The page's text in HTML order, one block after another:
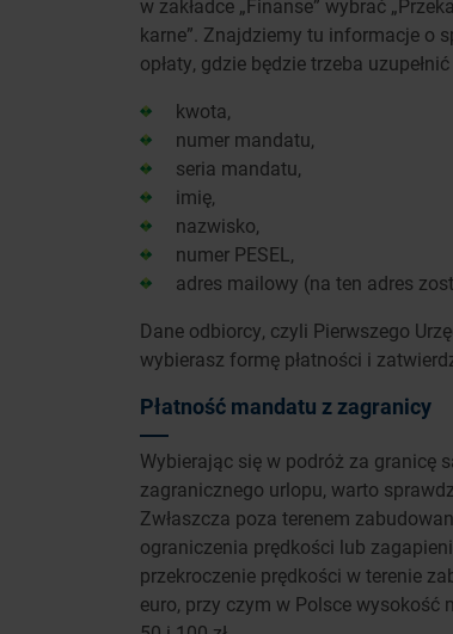
w zakładce „Finanse” wybrać
karne”. Znajdziemy tu informacje o
opłaty, gdzie będzie trzeba
kwota,
numer mandatu,
seria mandatu,
imię,
nazwisko,
numer PESEL,
adres mailowy (na ten adres
Dane odbiorcy, czyli Pierwszego
wybierasz formę płatności i
Płatność mandatu z zagranicy
Wybierając się w podróż za granicę
zagranicznego urlopu, warto
Zwłaszcza poza terenem
ograniczenia prędkości lub
przekroczenie prędkości w terenie
euro, przy czym w Polsce